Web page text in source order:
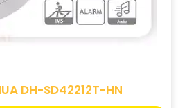
DH-SD42212T-HN